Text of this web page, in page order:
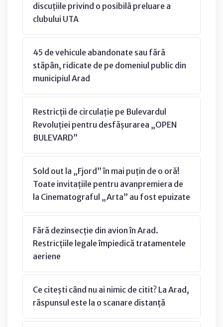
discuțiile privind o posibilă preluare a
clubului UTA
45 de vehicule abandonate sau fără
stăpân, ridicate de pe domeniul public din
municipiul Arad
Restricții de circulație pe Bulevardul
Revoluției pentru desfășurarea „OPEN
BULEVARD”
Sold out la „Fjord” în mai puțin de o oră!
Toate invitațiile pentru avanpremiera de
la Cinematograful „Arta” au fost epuizate
Fără dezinsecție din avion în Arad.
Restricțiile legale împiedică tratamentele
aeriene
Ce citești când nu ai nimic de citit? La Arad,
răspunsul este la o scanare distanță